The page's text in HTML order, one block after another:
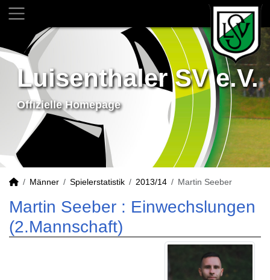
Luisenthaler SV e.V.
Offizielle Homepage
Männer Spielerstatistik 2013/14 Martin Seeber
Martin Seeber : Einwechslungen
(2.Mannschaft)